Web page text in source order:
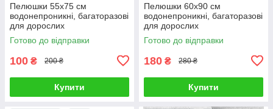
Пелюшки 55х75 см
водонепроникні, багаторазові
для дорослих
Готово до відправки
100 ₴ 200 ₴
Купити
Пелюшки 60х90 см
водонепроникні, багаторазові
для дорослих
Готово до відправки
180 ₴ 280 ₴
Купити